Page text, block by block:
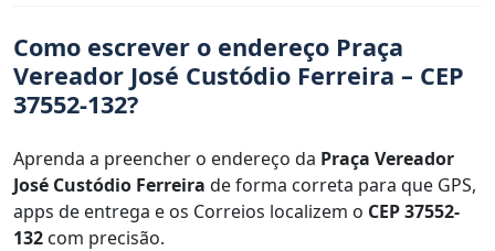
Como escrever o endereço Praça
Vereador José Custódio Ferreira – CEP
37552-132?
Aprenda a preencher o endereço da Praça Vereador
José Custódio Ferreira de forma correta para que GPS,
apps de entrega e os Correios localizem o CEP 37552-
132 com precisão.